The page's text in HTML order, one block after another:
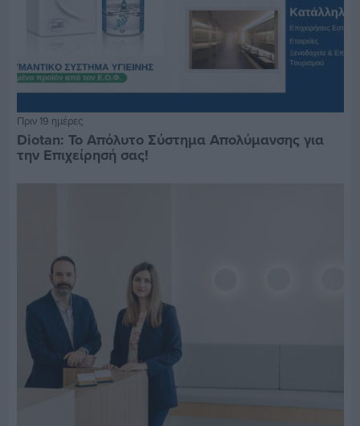
Πριν 19 ημέρες
Diotan: Το Απόλυτο Σύστημα Απολύμανσης για
την Επιχείρησή σας!